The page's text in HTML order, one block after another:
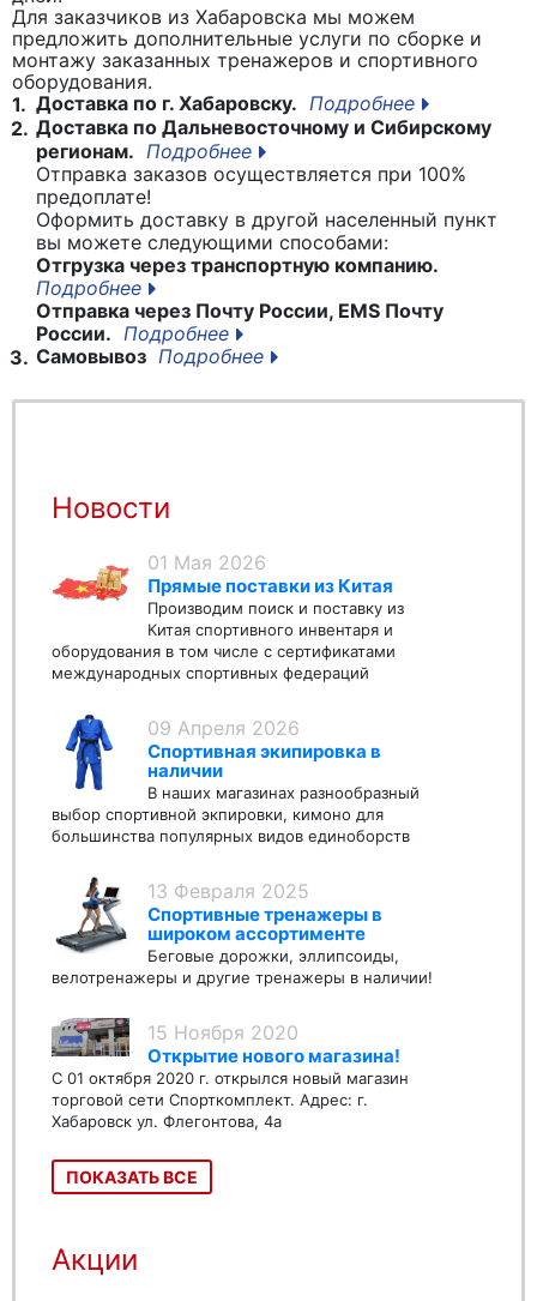
Для заказчиков из Хабаровска мы можем
предложить дополнительные услуги по сборке и
монтажу заказанных тренажеров и спортивного
оборудования.
1. Доставка по г. Хабаровску. Подробнее
2. Доставка по Дальневосточному и Сибирскому
регионам. Подробнее
Отправка заказов осуществляется при 100%
предоплате!
Оформить доставку в другой населенный пункт
вы можете следующими способами:
Отгрузка через транспортную компанию.
Подробнее
Отправка через Почту России, EMS Почту
России. Подробнее
3. Самовывоз Подробнее
Новости
01 Мая 2026
Прямые поставки из Китая
Производим поиск и поставку из
Китая спортивного инвентаря и
оборудования в том числе с сертификатами
международных спортивных федераций
09 Апреля 2026
Спортивная экипировка в
наличии
В наших магазинах разнообразный
выбор спортивной экпировки, кимоно для
большинства популярных видов единоборств
13 Февраля 2025
Спортивные тренажеры в
широком ассортименте
Беговые дорожки, эллипсоиды,
велотренажеры и другие тренажеры в наличии!
15 Ноября 2020
Открытие нового магазина!
С 01 октября 2020 г. открылся новый магазин
торговой сети Спорткомплект. Адрес: г.
Хабаровск ул. Флегонтова, 4а
ПОКАЗАТЬ ВСЕ
Акции